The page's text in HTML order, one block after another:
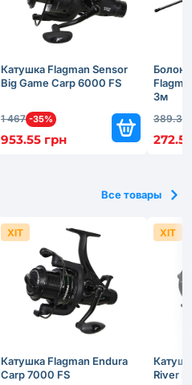
Катушка Flagman Sensor
Big Game Carp 6000 FS
1 467 -35%
953.55 грн
3м
389.3
Все товары
Катушка Flagman Endura
Carp 7000 FS
ХІТ
River
ХІТ